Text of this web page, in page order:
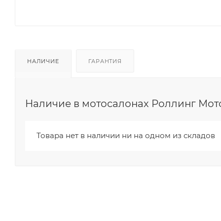
НАЛИЧИЕ ГАРАНТИЯ
Наличие в мотосалонах Роллинг
Товара нет в наличии ни на одном из складов